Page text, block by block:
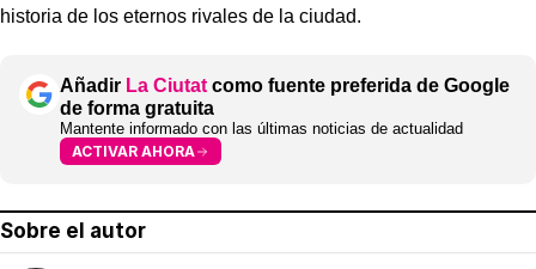
historia de los eternos rivales de la ciudad.
Añadir La Ciutat como fuente preferida de Google
de forma gratuita
Mantente informado con las últimas noticias de actualidad
ACTIVAR AHORA
Sobre el autor